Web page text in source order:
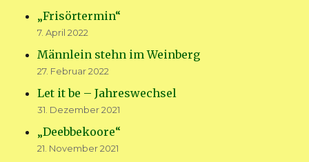
„Frisörtermin“
7. April 2022
Männlein stehn im Weinberg
27. Februar 2022
Let it be – Jahreswechsel
31. Dezember 2021
„Deebbekoore“
21. November 2021